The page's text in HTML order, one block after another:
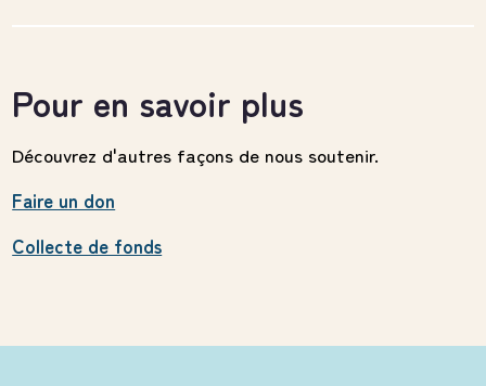
Pour en savoir plus
Découvrez d'autres façons de nous soutenir.
Faire un don
Collecte de fonds